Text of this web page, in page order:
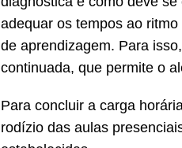
adequar os tempos ao
de aprendizagem. Para
continuada, que permite o
Para concluir a carga
rodízio das aulas